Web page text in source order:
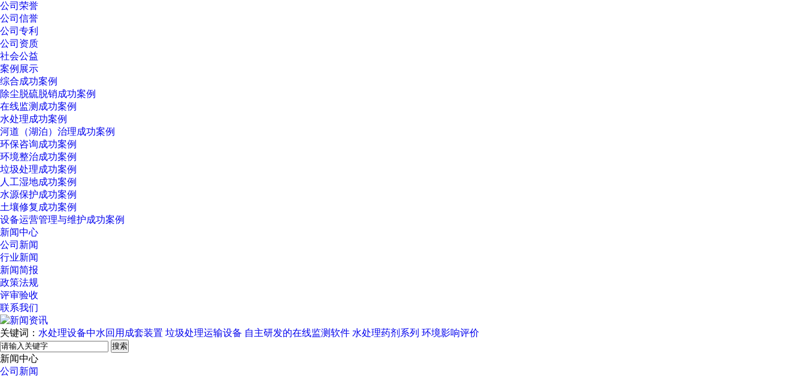
公司荣誉
公司信誉
公司专利
公司资质
社会公益
案例展示
综合成功案例
除尘脱硫脱销成功案例
在线监测成功案例
水处理成功案例
河道（湖泊）治理成功案例
环保咨询成功案例
环境整治成功案例
垃圾处理成功案例
人工湿地成功案例
水源保护成功案例
土壤修复成功案例
设备运营管理与维护成功案例
新闻中心
公司新闻
行业新闻
新闻简报
政策法规
评审验收
联系我们
关键词： 水处理设备中水回用成套装置 垃圾处理运输设备 自主研发的在线监测软件 水处理药剂系列 环境影响评价
搜索
新闻中心
公司新闻